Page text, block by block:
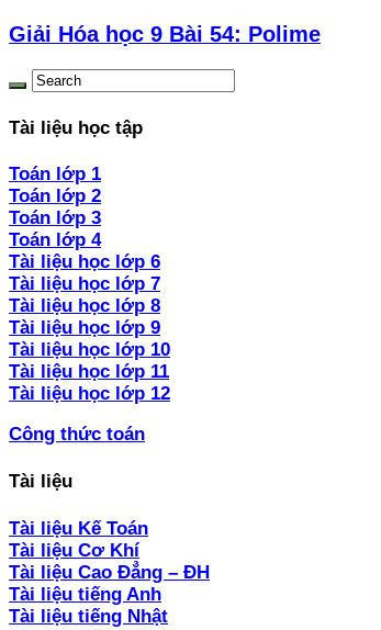
Giải Hóa học 9 Bài 54: Polime
Tài liệu học tập
Toán lớp 1
Toán lớp 2
Toán lớp 3
Toán lớp 4
Tài liệu học lớp 6
Tài liệu học lớp 7
Tài liệu học lớp 8
Tài liệu học lớp 9
Tài liệu học lớp 10
Tài liệu học lớp 11
Tài liệu học lớp 12
Công thức toán
Tài liệu
Tài liệu Kế Toán
Tài liệu Cơ Khí
Tài liệu Cao Đẳng – ĐH
Tài liệu tiếng Anh
Tài liệu tiếng Nhật